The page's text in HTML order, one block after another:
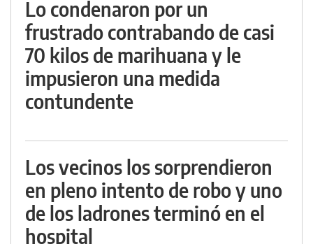
Lo condenaron por un
frustrado contrabando de casi
70 kilos de marihuana y le
impusieron una medida
contundente
Los vecinos los sorprendieron
en pleno intento de robo y uno
de los ladrones terminó en el
hospital